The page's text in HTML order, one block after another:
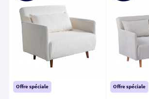
Offre spéciale Offre spéciale